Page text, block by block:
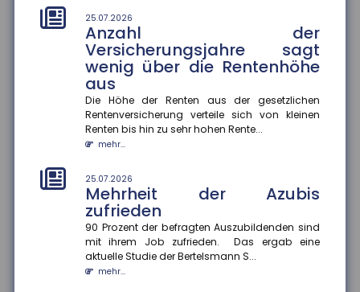
25.07.2026
Anzahl der
Versicherungsjahre sagt
wenig über die Rentenhöhe
aus
Die Höhe der Renten aus der gesetzlichen
Rentenversicherung verteile sich von kleinen
Renten bis hin zu sehr hohen Rente...
mehr...
25.07.2026
Mehrheit der Azubis
zufrieden
90 Prozent der befragten Auszubildenden sind
mit ihrem Job zufrieden. Das ergab eine
aktuelle Studie der Bertelsmann S...
mehr...
stark an
Im Juli stieg der ZEW-Index um 15,8 Punkte an und
beträgt nun plus 26,3 Punkte. Die Einschätzung der
aktuellen konjunk...
mehr...
21.07.2026
Zu wenig Mietangebot in
Großstädten
Hamburg sogar um 57...
mehr...
21.07.2026
Unwirksame Kündigung: Private
Krankenversicherung fordert